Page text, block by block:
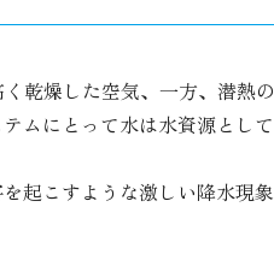
燥した空気、一方、潜熱
ムにとって水は水資源とし
起こすような激しい降水